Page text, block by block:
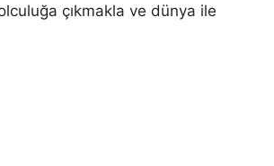
çıkmakla ve dünya ile